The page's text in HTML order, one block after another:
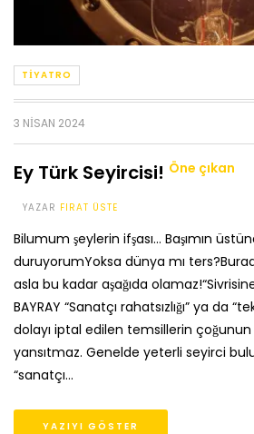
TIYATRO
3 NISAN 2024
Ey Türk Seyircisi! Öne çıkan
YAZAR FIRAT ÜSTE
Bilumum şeylerin ifşası… Başımın
duruyorumYoksa dünya mı
asla bu kadar aşağıda
BAYRAY “Sanatçı rahatsızlığı” ya da
dolayı iptal edilen temsillerin
yansıtmaz. Genelde yeterli seyirci
“sanatçı…
YAZIYI GÖSTER